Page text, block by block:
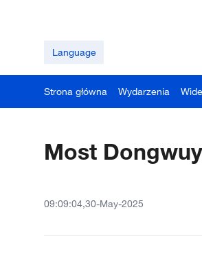
Language
Strona główna Wydarzenia
Most
09:09:04,30-May-2025